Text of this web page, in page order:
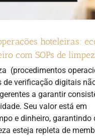
hoteleiras:
com SOPs de
(procedimentos
de verificação digitais
a garantir
Seu valor está em
e dinheiro, garantindo
esteja repleta de